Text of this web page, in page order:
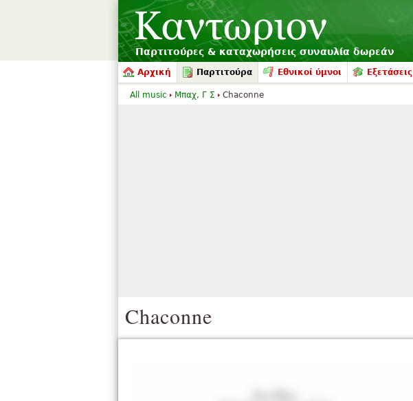
Παρτιτούρες & καταχωρήσεις συναυλία δωρεάν
Αρχική Παρτιτούρα Εθνικοί ύμνοι Εξετάσεις
Chaconne
All music Μπαχ, Γ Σ Chaconne